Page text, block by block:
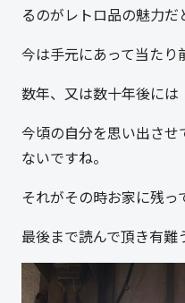
るのがレトロ品の魅力だ
今は手元にあって当たり
数年、又は数十年後には
今頃の自分を思い出さ
ないですね。
それがその時お家に残っ
最後まで読んで頂き有難